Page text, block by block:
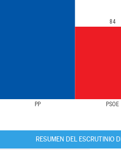
PP PSOE
84
RESUMEN DEL ESCRUTINIO